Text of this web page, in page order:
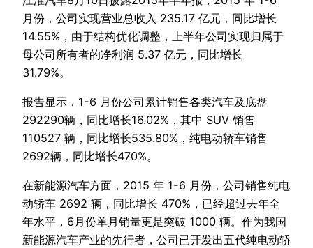
月份，公司实现营业总收入 235.17 亿元，同比增长
14.55%，由于结构优化调整，上半年公司实现归属于
母公司所有者的净利润 5.37 亿元，同比增长
31.79%。
报告显示，1-6 月份公司累计销售各类汽车及底盘
292290辆，同比增长16.02%，其中 SUV 销售
110527 辆，同比增长535.80%，纯电动轿车销售
2692辆，同比增长470%。
在新能源汽车方面，2015 年 1-6 月份，公司销售纯电
动轿车 2692 辆，同比增长 470%，已经超过去年全
年水平，6月份单月销量更是突破 1000 辆。作为我国
新能源汽车产业的先行者，公司已开发出五代纯电动轿